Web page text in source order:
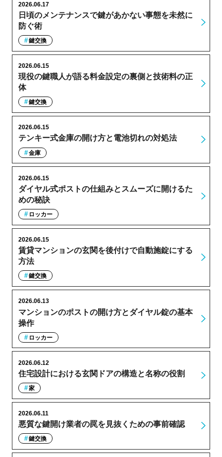
日頃のメンテナンスで鍵があかない事態を未然に
防ぐ術
2026.06.17
鍵交換
現役の鍵職人が語る料金設定の裏側と技術料の正
体
2026.06.15
鍵交換
テンキー式金庫の開け方と電池切れの対処法
2026.06.15
金庫
ダイヤル式ポストの仕組みとスムーズに開けるた
めの秘訣
2026.06.15
ロッカー
賃貸マンションの玄関を後付けで自動施錠にする
方法
2026.06.15
鍵交換
マンションのポストの開け方とダイヤル錠の基本
操作
2026.06.13
ロッカー
住宅設計における玄関ドアの構造と名称の役割
2026.06.12
家
悪質な鍵開け業者の罠を見抜くための事前確認
2026.06.11
鍵交換